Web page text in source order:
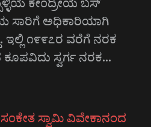
ಸಾರಿಗೆ ಅಧಿಕಾರಿಯಾಗಿ
ಇಲ್ಲಿ ೧೯೯೭ರ ವರೆಗೆ ನರಕ
ಸ್ವರ್ಗ ನರಕ…
ಸ್ವಾಮಿ ವಿವೇಕಾನಂದ